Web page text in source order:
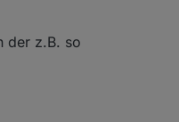
der z.B. so